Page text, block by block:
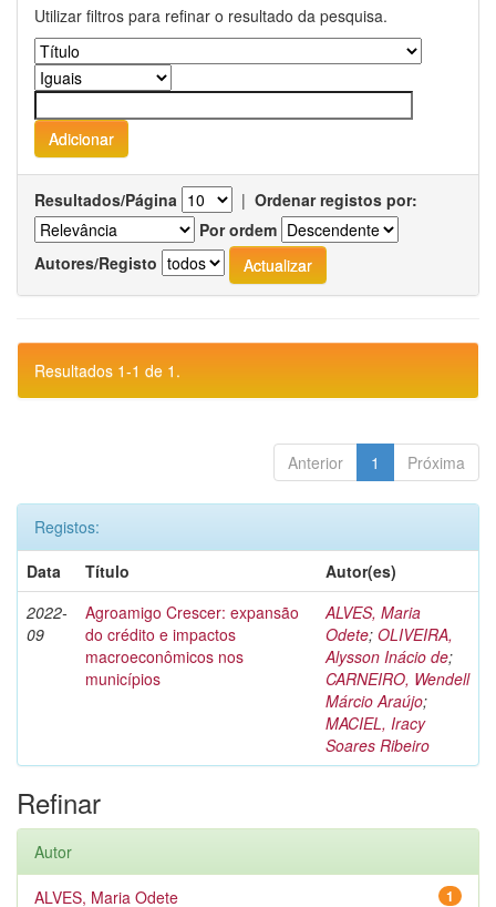
Utilizar filtros para refinar o resultado da pesquisa.
Resultados/Página | Ordenar registos por:
Por ordem
Autores/Registo
Resultados 1-1 de 1.
Anterior 1 Próxima
Registos:
Data
Título
Autor(es)
2022-
09
Agroamigo Crescer: expansão
do crédito e impactos
macroeconômicos nos
municípios
ALVES, Maria
Odete; OLIVEIRA,
Alysson Inácio de;
CARNEIRO, Wendell
Márcio Araújo;
MACIEL, Iracy
Soares Ribeiro
Refinar
Autor
1
ALVES, Maria Odete